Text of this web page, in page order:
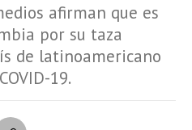
afirman que es
por su taza
de latinoamericano
19.